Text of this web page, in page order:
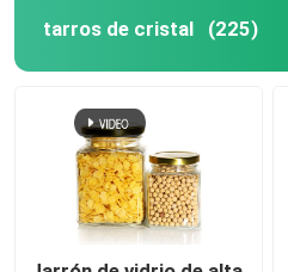
tarros de cristal (225)